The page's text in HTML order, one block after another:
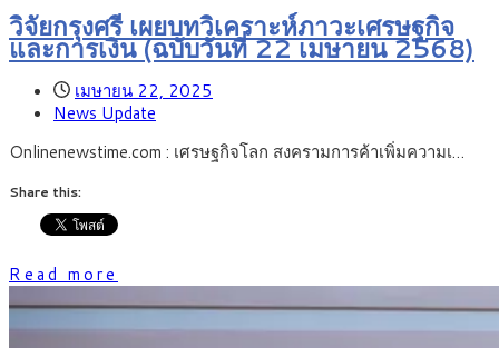
วิจัยกรุงศรี เผยบทวิเคราะห์ภาวะเศรษฐกิจ
และการเงิน (ฉบับวันที่ 22 เมษายน 2568)
เมษายน 22, 2025
News Update
Onlinenewstime.com : เศรษฐกิจโลก สงครามการค้าเพิ่มความเ…
Share this:
Read more